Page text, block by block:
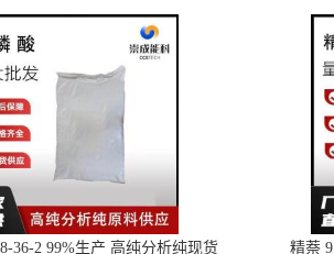
36-2 99%生产 高纯分析纯现货 精萘